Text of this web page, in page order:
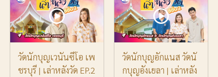
วัดนักบุญเวนันซีโอ เพ
ชรบุรี | เล่าหลังวัด EP.2
วัดนักบุญอักแนส วัดนั
กบุญอังเยลา | เล่าหลัง